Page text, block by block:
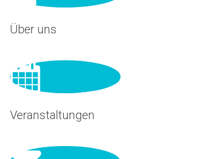
Über uns
Veranstaltungen